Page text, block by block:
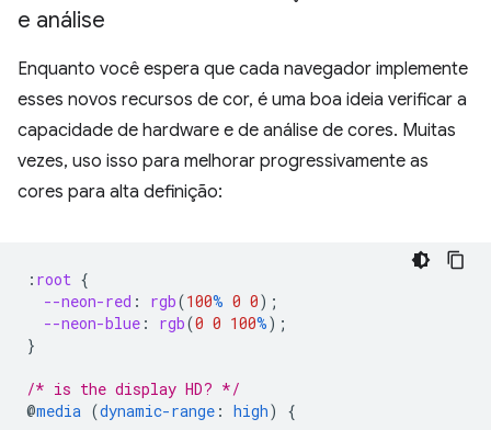
e análise
Enquanto você espera que cada navegador implemente
esses novos recursos de cor, é uma boa ideia verificar a
capacidade de hardware e de análise de cores. Muitas
vezes, uso isso para melhorar progressivamente as
cores para alta definição:
: root {
--neon-red : rgb(100% 0 0);
--neon-blue : rgb(0 0 100%);
}
/* is the display HD? */
@media (dynamic-range : high) {